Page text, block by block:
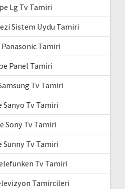
Lg Tv Tamiri
Sistem Uydu Tamiri
Panasonic Tamiri
Panel Tamiri
Tv Tamiri
Sanyo Tv Tamiri
Sony Tv Tamiri
Sunny Tv Tamiri
Tv Tamiri
Tamircileri